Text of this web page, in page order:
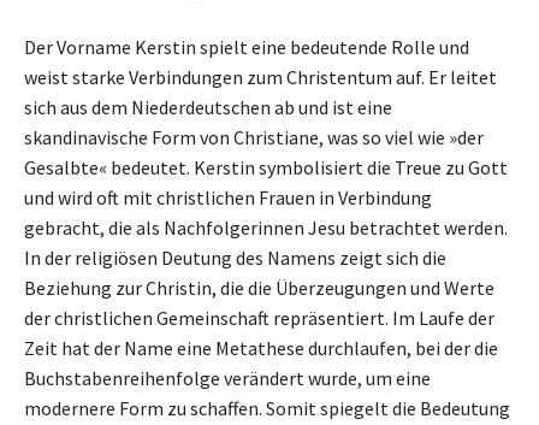
Der Vorname Kerstin spielt eine bedeutende Rolle und
weist starke Verbindungen zum Christentum auf. Er leitet
sich aus dem Niederdeutschen ab und ist eine
skandinavische Form von Christiane, was so viel wie »der
Gesalbte« bedeutet. Kerstin symbolisiert die Treue zu Gott
und wird oft mit christlichen Frauen in Verbindung
gebracht, die als Nachfolgerinnen Jesu betrachtet werden.
In der religiösen Deutung des Namens zeigt sich die
Beziehung zur Christin, die die Überzeugungen und Werte
der christlichen Gemeinschaft repräsentiert. Im Laufe der
Zeit hat der Name eine Metathese durchlaufen, bei der die
Buchstabenreihenfolge verändert wurde, um eine
modernere Form zu schaffen. Somit spiegelt die Bedeutung